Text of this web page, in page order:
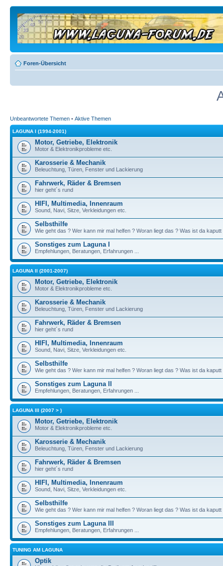
Foren-Übersicht
Unbeantwortete Themen • Aktive Themen
LAGUNA I (1994-2001)
Motor, Getriebe, Elektronik
Motor & Elektronikprobleme etc.
Karosserie & Mechanik
Beleuchtung, Türen, Fenster und Lackierung
Fahrwerk, Räder & Bremsen
hier geht´s rund
HIFI, Multimedia, Innenraum
Sound, Navi, Sitze, Verkleidungen etc.
Selbsthilfe
Wie geht das ? Wer kann mir mal helfen ? Woran liegt das ? Was ist da kaputt
Sonstiges zum Laguna I
Empfehlungen, Beratungen, Erfahrungen ...
LAGUNA II (2001-2007)
Motor, Getriebe, Elektronik
Motor & Elektronikprobleme etc.
Karosserie & Mechanik
Beleuchtung, Türen, Fenster und Lackierung
Fahrwerk, Räder & Bremsen
hier geht´s rund
HIFI, Multimedia, Innenraum
Sound, Navi, Sitze, Verkleidungen etc.
Selbsthilfe
Wie geht das ? Wer kann mir mal helfen ? Woran liegt das ? Was ist da kaputt
Sonstiges zum Laguna II
Empfehlungen, Beratungen, Erfahrungen ...
LAGUNA III (2007 > )
Motor, Getriebe, Elektronik
Motor & Elektronikprobleme etc.
Karosserie & Mechanik
Beleuchtung, Türen, Fenster und Lackierung
Fahrwerk, Räder & Bremsen
hier geht´s rund
HIFI, Multimedia, Innenraum
Sound, Navi, Sitze, Verkleidungen etc.
Selbsthilfe
Wie geht das ? Wer kann mir mal helfen ? Woran liegt das ? Was ist da kaputt
Sonstiges zum Laguna III
Empfehlungen, Beratungen, Erfahrungen ...
TUNING AM LAGUNA
Optik